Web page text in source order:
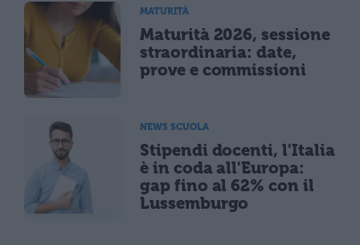
MATURITÀ
Maturità 2026, sessione
straordinaria: date,
prove e commissioni
NEWS SCUOLA
Stipendi docenti, l'Italia
è in coda all'Europa:
gap fino al 62% con il
Lussemburgo